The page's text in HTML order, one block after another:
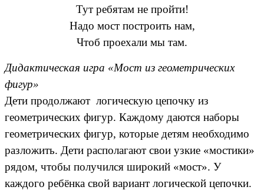
Тут ребятам не пройти!
Надо мост построить нам,
Чтоб проехали мы там.
Дидактическая игра «Мост из геометрических
фигур»
Дети продолжают логическую цепочку из
геометрических фигур. Каждому даются наборы
геометрических фигур, которые детям необходимо
разложить. Дети располагают свои узкие «мостики»
рядом, чтобы получился широкий «мост». У
каждого ребёнка свой вариант логической цепочки.